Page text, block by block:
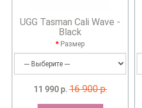
UGG Tasman Cali Wave -
Black
Размер
11 990 р. 16 900 р.